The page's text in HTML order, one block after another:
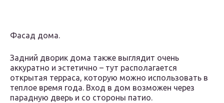
Фасад дома.
Задний дворик дома также выглядит очень
аккуратно и эстетично – тут располагается
открытая терраса, которую можно использовать в
теплое время года. Вход в дом возможен через
парадную дверь и со стороны патио.